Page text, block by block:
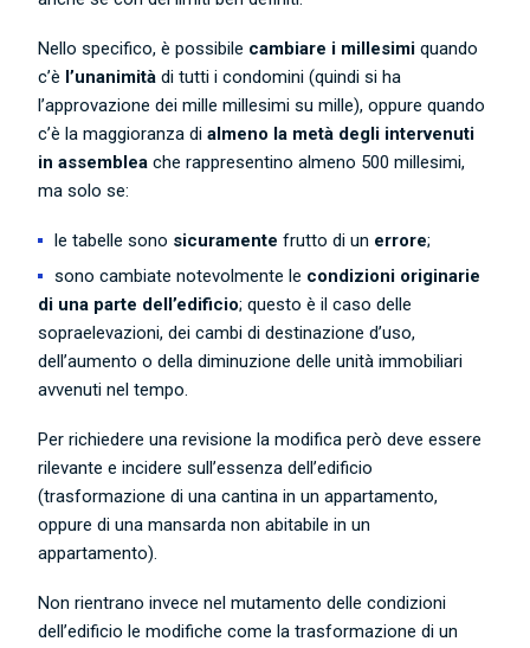
Nello specifico, è possibile cambiare i millesimi quando
c’è l’unanimità di tutti i condomini (quindi si ha
l’approvazione dei mille millesimi su mille), oppure quando
c’è la maggioranza dialmeno la metà degli intervenuti
in assemblea che rappresentino almeno 500 millesimi,
ma solo se:
le tabelle sono sicuramente frutto di un errore;
sono cambiate notevolmente le condizioni originarie
di una parte dell’edificio; questo è il caso delle
sopraelevazioni, dei cambi di destinazione d’uso,
dell’aumento o della diminuzione delle unità immobiliari
avvenuti nel tempo.
Per richiedere una revisione la modifica però deve essere
rilevante e incidere sull’essenza dell’edificio
(trasformazione di una cantina in un appartamento,
oppure di una mansarda non abitabile in un
appartamento).
Non rientrano invece nel mutamento delle condizioni
dell’edificio le modifiche come la trasformazione di un